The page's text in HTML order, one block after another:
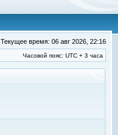
Текущее время: 06 авг 2026, 22:16
Часовой пояс: UTC + 3 часа